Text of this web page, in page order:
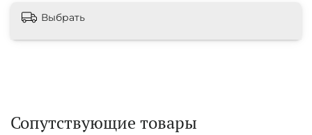
Выбрать
Сопутствующие товары